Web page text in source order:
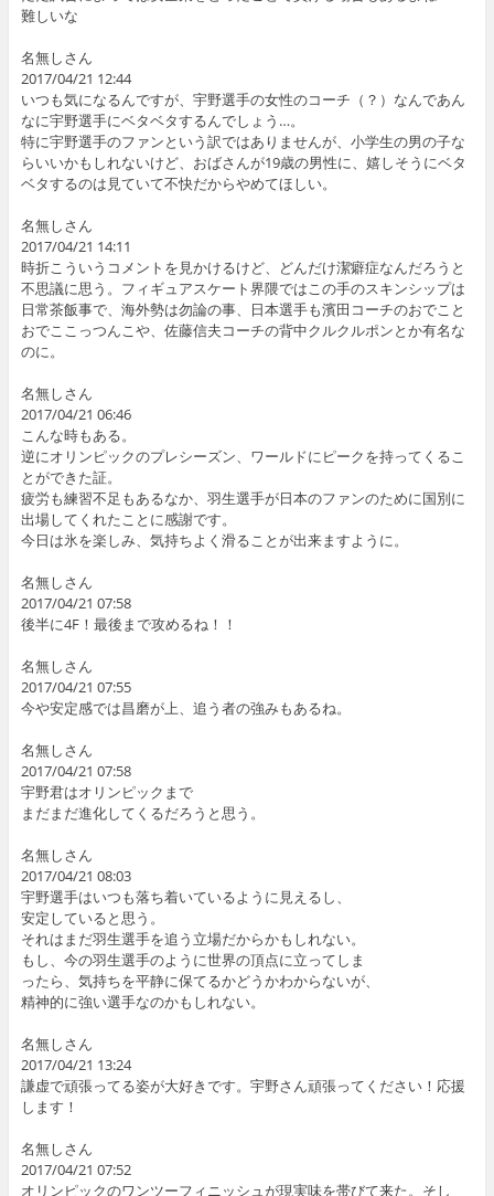
難しいな
名無しさん
2017/04/21 12:44
いつも気になるんですが、宇野選手の女性のコーチ（？）なんであん
なに宇野選手にベタベタするんでしょう…。
特に宇野選手のファンという訳ではありませんが、小学生の男の子な
らいいかもしれないけど、おばさんが19歳の男性に、嬉しそうにベタ
ベタするのは見ていて不快だからやめてほしい。
名無しさん
2017/04/21 14:11
時折こういうコメントを見かけるけど、どんだけ潔癖症なんだろうと
不思議に思う。フィギュアスケート界隈ではこの手のスキンシップは
日常茶飯事で、海外勢は勿論の事、日本選手も濱田コーチのおでこと
おでここっつんこや、佐藤信夫コーチの背中クルクルポンとか有名な
のに。
名無しさん
2017/04/21 06:46
こんな時もある。
逆にオリンピックのプレシーズン、ワールドにピークを持ってくるこ
とができた証。
疲労も練習不足もあるなか、羽生選手が日本のファンのために国別に
出場してくれたことに感謝です。
今日は氷を楽しみ、気持ちよく滑ることが出来ますように。
名無しさん
2017/04/21 07:58
後半に4F！最後まで攻めるね！！
名無しさん
2017/04/21 07:55
今や安定感では昌磨が上、追う者の強みもあるね。
名無しさん
2017/04/21 07:58
宇野君はオリンピックまで
まだまだ進化してくるだろうと思う。
名無しさん
2017/04/21 08:03
宇野選手はいつも落ち着いているように見えるし、
安定していると思う。
それはまだ羽生選手を追う立場だからかもしれない。
もし、今の羽生選手のように世界の頂点に立ってしま
ったら、気持ちを平静に保てるかどうかわからないが、
精神的に強い選手なのかもしれない。
名無しさん
2017/04/21 13:24
謙虚で頑張ってる姿が大好きです。宇野さん頑張ってください！応援
します！
名無しさん
2017/04/21 07:52
オリンピックのワンツーフィニッシュが現実味を帯びて来た。そし